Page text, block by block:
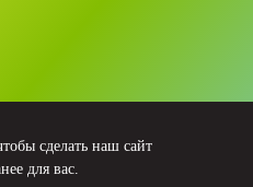
сделать наш сайт
для вас.
741-44-46